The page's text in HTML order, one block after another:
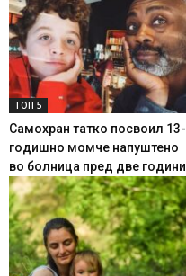
ТОП 5
Самохран татко посвоил 13-
годишно момче напуштено
во болница пред две години